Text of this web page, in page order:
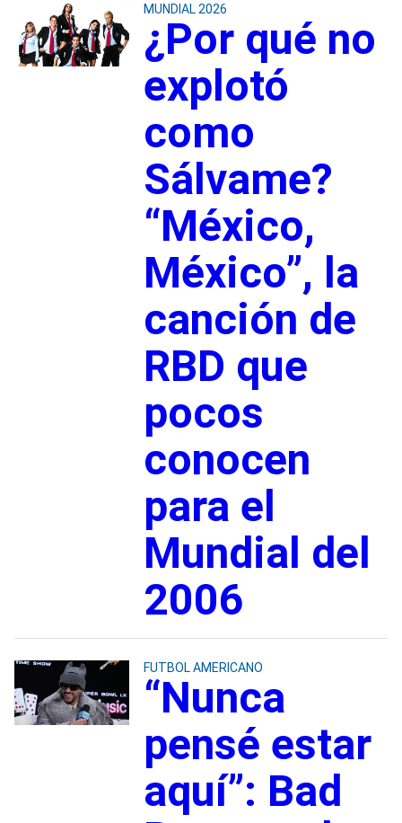
MUNDIAL 2026
¿Por qué no
explotó
como
Sálvame?
“México,
México”, la
canción de
RBD que
pocos
conocen
para el
Mundial del
2006
FUTBOL AMERICANO
“Nunca
pensé estar
aquí”: Bad